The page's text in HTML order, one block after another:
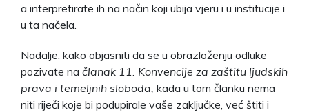
a interpretirate ih na način koji ubija vjeru i u institucije i
u ta načela.
Nadalje, kako objasniti da se u obrazloženju odluke
pozivate na članak 11. Konvencije za zaštitu ljudskih
prava i temeljnih sloboda, kada u tom članku nema
niti riječi koje bi podupirale vaše zaključke, već štiti i